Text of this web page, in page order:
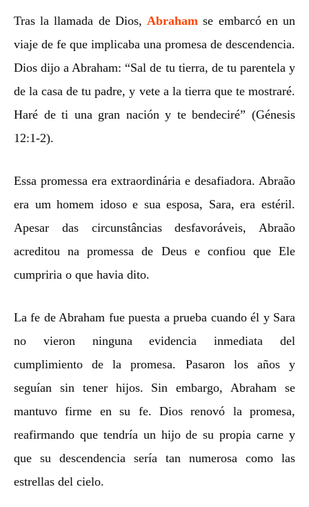
Tras la llamada de Dios,Abraham se embarcó en un
viaje de fe que implicaba una promesa de descendencia.
Dios dijo a Abraham: “Sal de tu tierra, de tu parentela y
de la casa de tu padre, y vete a la tierra que te mostraré.
Haré de ti una gran nación y te bendeciré” (Génesis
12:1-2).
Essa promessa era extraordinária e desafiadora. Abraão
era um homem idoso e sua esposa, Sara, era estéril.
Apesar das circunstâncias desfavoráveis, Abraão
acreditou na promessa de Deus e confiou que Ele
cumpriria o que havia dito.
La fe de Abraham fue puesta a prueba cuando él y Sara
no vieron ninguna evidencia inmediata del
cumplimiento de la promesa. Pasaron los años y
seguían sin tener hijos. Sin embargo, Abraham se
mantuvo firme en su fe. Dios renovó la promesa,
reafirmando que tendría un hijo de su propia carne y
que su descendencia sería tan numerosa como las
estrellas del cielo.